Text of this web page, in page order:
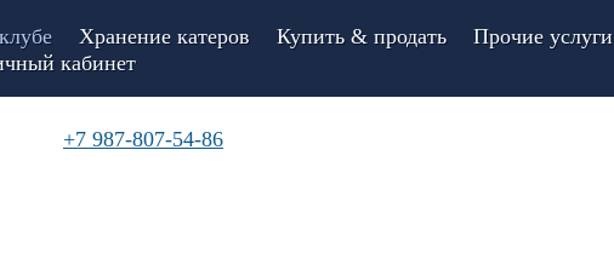
Хранение катеров Купить & продать Прочие услуги
кабинет
+7 987-807-54-86